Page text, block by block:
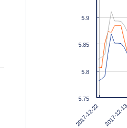
2017-12-22 2017-
5.75
5.8
5.85
5.9